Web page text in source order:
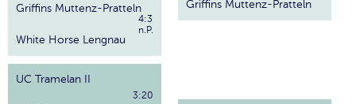
Griffins Muttenz-Pratteln
White Horse Lengnau
4:3
n.P.
UC Tramelan II
3:20
Griffins Muttenz-Pratteln